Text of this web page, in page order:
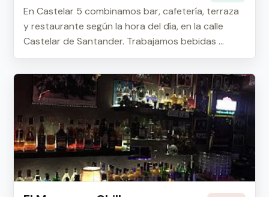
En Castelar 5 combinamos bar, cafetería, terraza
y restaurante según la hora del día, en la calle
Castelar de Santander. Trabajamos bebidas ...